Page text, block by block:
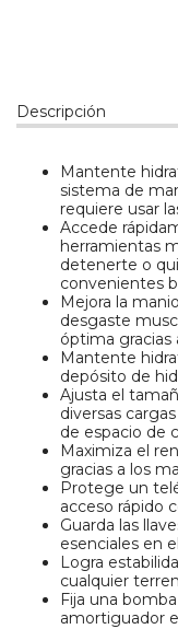
Descripción
Mantente
sistema de
requiere usar
Accede
herramientas
detenerte o
convenientes
Mejora la
desgaste
óptima gracias
Mantente
depósito de
Ajusta el
diversas
de espacio de
Maximiza el
gracias a los
Protege un
acceso rápido
Guarda las
esenciales en
Logra
cualquier
Fija una
amortiguador